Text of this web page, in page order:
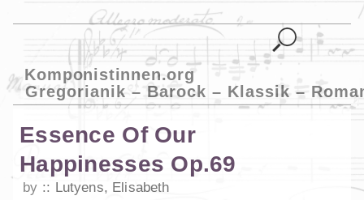
Komponistinnen.org
Gregorianik – Barock – Klassik –
Essence Of Our
Happinesses Op.69
by Lutyens, Elisabeth